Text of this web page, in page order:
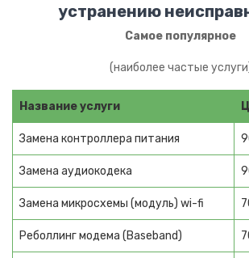
IP телефоны
Cпутниковые телефоны
Электротранспорт
ВЕЛОТЕХНИКА
Велогибриды
Электровелосипеды
устранению
Самое популярное
(наиболее частые
Название услуги
Замена контроллера питания
Замена аудиокодека
Замена микросхемы (модуль) wi-fi
Реболлинг модема (Baseband)